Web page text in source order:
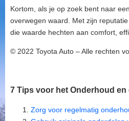
Kortom, als je op zoek bent naar
overwegen waard. Met zijn
die waarde hechten aan comfort,
© 2022 Toyota Auto – Alle rechten
7 Tips voor het Onderhoud
Zorg voor regelmatig